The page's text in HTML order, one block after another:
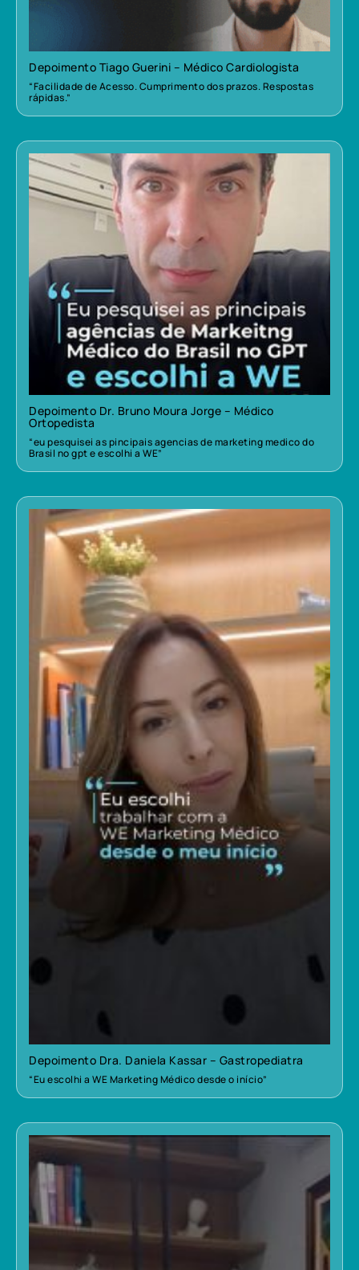
Depoimento Tiago Guerini – Médico Cardiologista
“Facilidade de Acesso. Cumprimento dos prazos. Respostas
rápidas.”
Depoimento Dr. Bruno Moura Jorge – Médico
Ortopedista
“eu pesquisei as pincipais agencias de marketing medico do
Brasil no gpt e escolhi a WE”
Depoimento Dra. Daniela Kassar – Gastropediatra
“Eu escolhi a WE Marketing Médico desde o início”